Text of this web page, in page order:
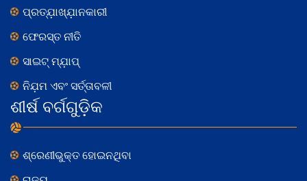
ପ୍ରତ୍ଯ଼ାଖ୍ଯ଼ାନକାରୀ
ଫେରସ୍ତ ନୀତି
ସାଇଟ୍ ମ୍ଯ଼ାପ୍
ନିଯ଼ମ ଏବଂ ସର୍ତ୍ତାବଳୀ
ଶୀର୍ଷ ବର୍ଗଗୁଡ଼ିକ
ଶ୍ରେଣୀଭୁକ୍ତ ହୋଇନଥିବା